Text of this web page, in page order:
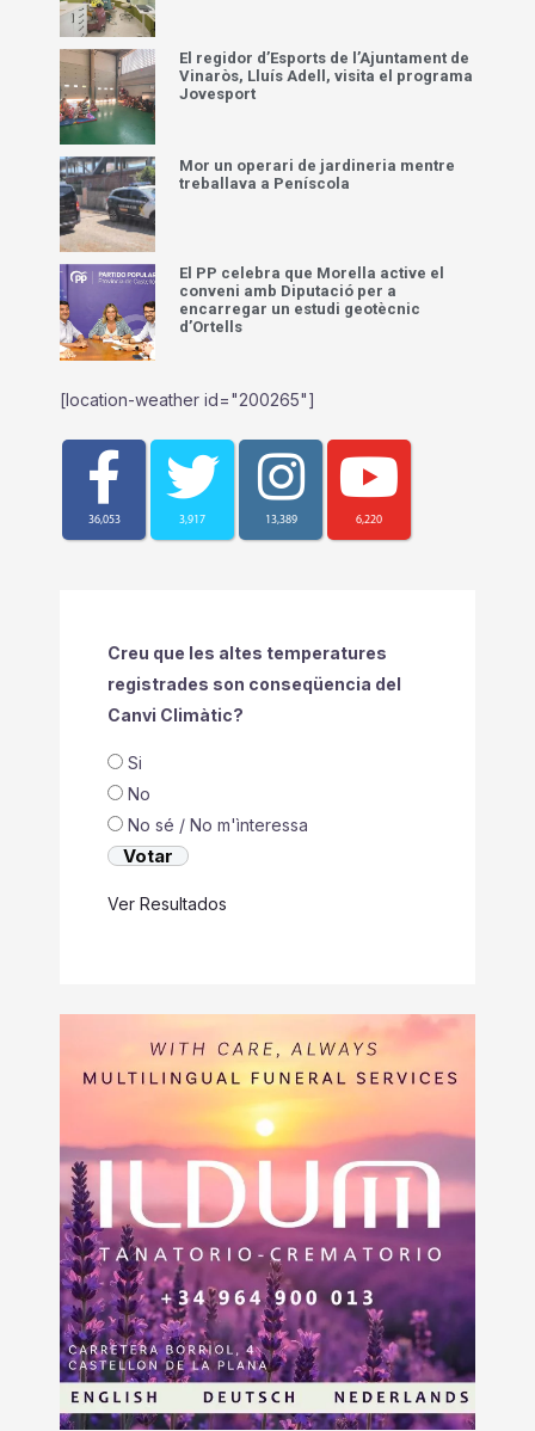
El regidor d’Esports de l’Ajuntament de
Vinaròs, Lluís Adell, visita el programa
Jovesport
Mor un operari de jardineria mentre
treballava a Peníscola
El PP celebra que Morella active el
conveni amb Diputació per a
encarregar un estudi geotècnic
d’Ortells
[location-weather id="200265"]
36,053 3,917 13,389 6,220
Creu que les altes temperatures
registrades son conseqüencia del
Canvi Climàtic?
Si
No
No sé / No m'ìnteressa
Ver Resultados